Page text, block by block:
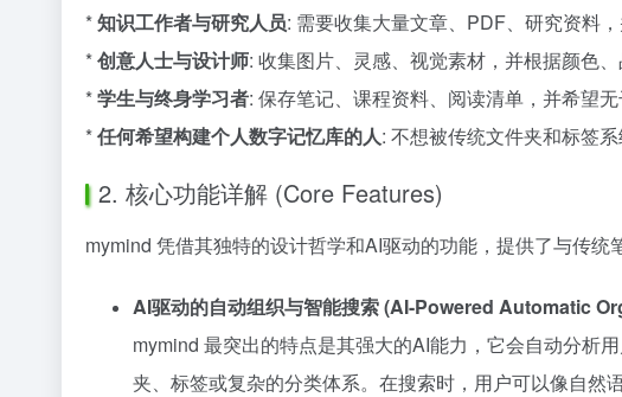
*知识工作者与研究人员: 需要收集大量文章、PDF、研究资料
*创意人士与设计师: 收集图片、灵感、视觉素材，并根据颜色、
*学生与终身学习者: 保存笔记、课程资料、阅读清单，并希望无
*任何希望构建个人数字记忆库的人: 不想被传统文件夹和标签
2. 核心功能详解 (Core Features)
mymind 凭借其独特的设计哲学和AI驱动的功能，提供了与传统
AI驱动的自动组织与智能搜索 (AI-Powered Automatic
mymind 最突出的特点是其强大的AI能力，它会自动分析
夹、标签或复杂的分类体系。在搜索时，用户可以像自